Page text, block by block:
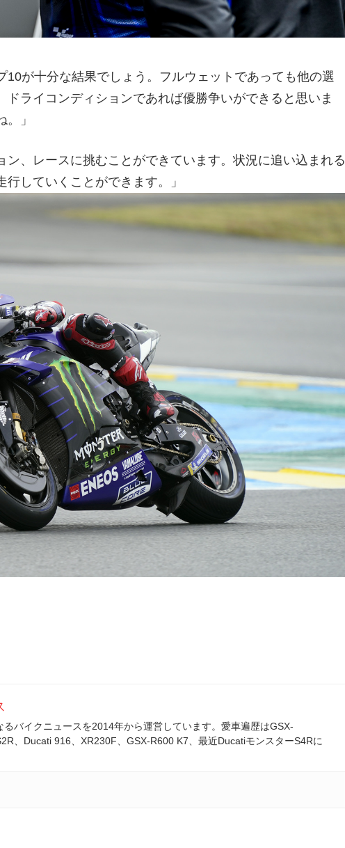
10が十分な結果でしょう。フルウェットであっても他の選
ライコンディションであれば優勝争いができると思いま
」
ン、レースに挑むことができています。状況に追い込まれる
していくことができます。」
バイクニュースを2014年から運営しています。愛車遍歴はGSX-
、Ducati 916、XR230F、GSX-R600 K7、最近DucatiモンスターS4Rに